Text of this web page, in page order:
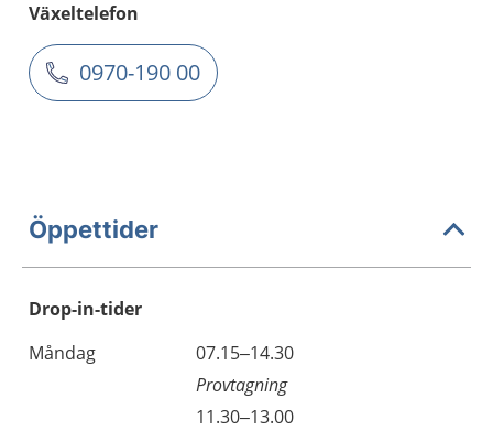
Växeltelefon
0970-190 00
Öppettider
Drop-in-tider
Måndag
07.15–14.30
Provtagning
11.30–13.00